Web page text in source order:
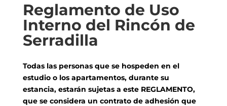
Reglamento de Uso
Interno del Rincón de
Serradilla
Todas las personas que se hospeden en el
estudio o los apartamentos, durante su
estancia, estarán sujetas a este REGLAMENTO,
que se considera un contrato de adhesión que